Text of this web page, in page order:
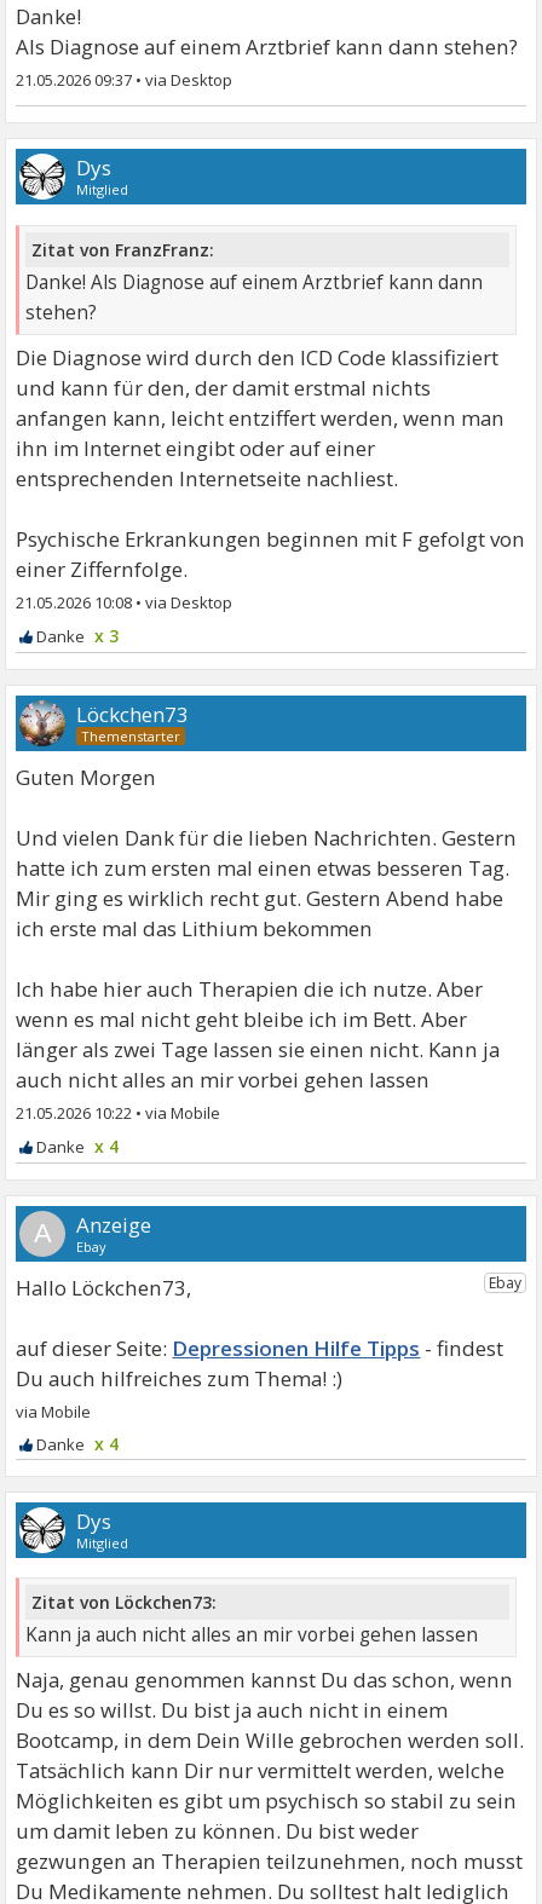
Danke!
Als Diagnose auf einem Arztbrief kann dann stehen?
21.05.2026 09:37 •
Dys
Mitglied
Zitat von FranzFranz:
Danke! Als Diagnose auf einem Arztbrief kann dann
stehen?
Die Diagnose wird durch den ICD Code klassifiziert
und kann für den, der damit erstmal nichts
anfangen kann, leicht entziffert werden, wenn man
ihn im Internet eingibt oder auf einer
entsprechenden Internetseite nachliest.
Psychische Erkrankungen beginnen mit F gefolgt von
einer Ziffernfolge.
21.05.2026 10:08 •
x 3
Löckchen73
Guten Morgen
Und vielen Dank für die lieben Nachrichten. Gestern
hatte ich zum ersten mal einen etwas besseren Tag.
Mir ging es wirklich recht gut. Gestern Abend habe
ich erste mal das Lithium bekommen
Ich habe hier auch Therapien die ich nutze. Aber
wenn es mal nicht geht bleibe ich im Bett. Aber
länger als zwei Tage lassen sie einen nicht. Kann ja
auch nicht alles an mir vorbei gehen lassen
21.05.2026 10:22 •
x 4
A
Hallo Löckchen73,
Depressionen Hilfe Tipps
x 4
Dys
Mitglied
Zitat von Löckchen73:
Kann ja auch nicht alles an mir vorbei gehen lassen
Naja, genau genommen kannst Du das schon, wenn
Du es so willst. Du bist ja auch nicht in einem
Bootcamp, in dem Dein Wille gebrochen werden soll.
Tatsächlich kann Dir nur vermittelt werden, welche
Möglichkeiten es gibt um psychisch so stabil zu sein
um damit leben zu können. Du bist weder
gezwungen an Therapien teilzunehmen, noch musst
Du Medikamente nehmen. Du solltest halt lediglich